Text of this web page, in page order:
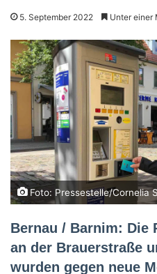
5. September 2022 Unter einer
Foto: Pressestelle/Cornelia
Bernau / Barnim: Die
an der Brauerstraße
wurden gegen neue